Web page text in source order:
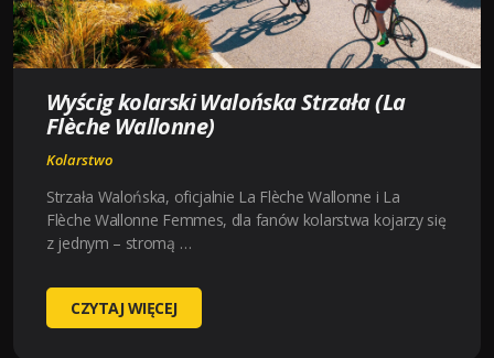
Wyścig kolarski Walońska Strzała (La
Flèche Wallonne)
Kolarstwo
Strzała Walońska, oficjalnie La Flèche Wallonne i La
Flèche Wallonne Femmes, dla fanów kolarstwa kojarzy się
z jednym – stromą …
WYŚCIG
KOLARSKI
CZYTAJ WIĘCEJ